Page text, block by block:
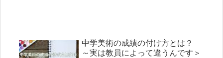
中学美術の成績の付け方とは？
～実は教員によって違うんです＞